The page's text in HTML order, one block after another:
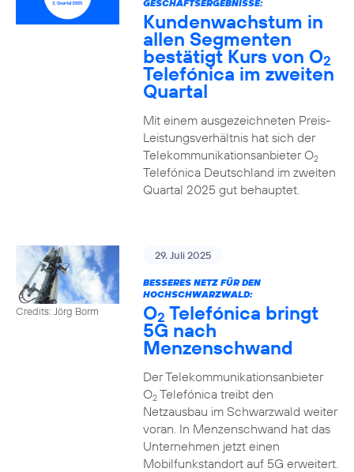
GESCHÄFTSERGEBNISSE:
Kundenwachstum in
allen Segmenten
bestätigt Kurs von O2
Telefónica im zweiten
Quartal
Mit einem ausgezeichneten Preis-
Leistungsverhältnis hat sich der
Telekommunikationsanbieter O2
Telefónica Deutschland im zweiten
Quartal 2025 gut behauptet.
Credits: Jörg Borm
29. Juli 2025
BESSERES NETZ FÜR DEN
HOCHSCHWARZWALD:
O2 Telefónica bringt
5G nach
Menzenschwand
Der Telekommunikationsanbieter
O2Telefónica treibt den
Netzausbau im Schwarzwald weiter
voran. In Menzenschwand hat das
Unternehmen jetzt einen
Mobilfunkstandort auf 5G erweitert.